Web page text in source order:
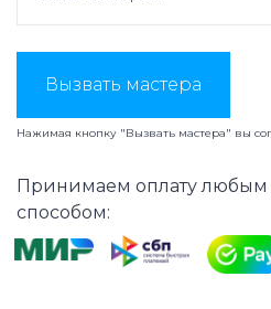
Вызвать мастера
Нажимая кнопку "Вызвать мастера" вы
Принимаем оплату
способом: